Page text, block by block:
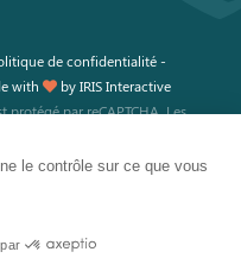
le contrôle sur ce que vous
de confidentialité-
with byIRIS Interactive
protégé par reCAPTCHA. Les